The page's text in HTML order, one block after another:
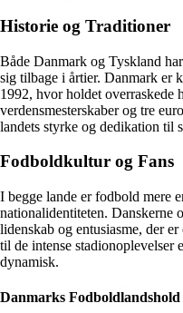
Historie og Traditioner
Både Danmark og Tyskland
sig tilbage i årtier. Danmark er
1992, hvor holdet overraskede
verdensmesterskaber og tre
landets styrke og dedikation til
Fodboldkultur og Fans
I begge lande er fodbold mere
nationalidentiteten. Danskerne
lidenskab og entusiasme, der
til de intense stadionoplevelser
dynamisk.
Danmarks Fodboldlandshold